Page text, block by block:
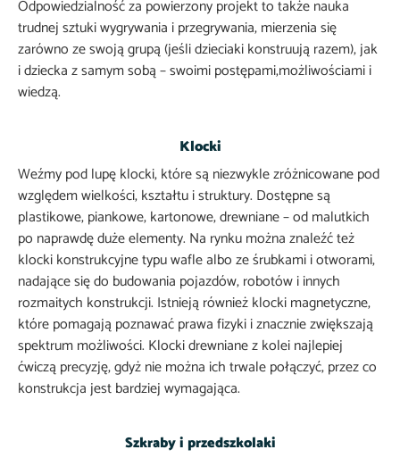
Odpowiedzialność za powierzony projekt to także nauka
trudnej sztuki wygrywania i przegrywania, mierzenia się
zarówno ze swoją grupą (jeśli dzieciaki konstruują razem), jak
i dziecka z samym sobą – swoimi postępami,możliwościami i
wiedzą.
Klocki
Weźmy pod lupę klocki, które są niezwykle zróżnicowane pod
względem wielkości, kształtu i struktury. Dostępne są
plastikowe, piankowe, kartonowe, drewniane – od malutkich
po naprawdę duże elementy. Na rynku można znaleźć też
klocki konstrukcyjne typu wafle albo ze śrubkami i otworami,
nadające się do budowania pojazdów, robotów i innych
rozmaitych konstrukcji. Istnieją również klocki magnetyczne,
które pomagają poznawać prawa fizyki i znacznie zwiększają
spektrum możliwości. Klocki drewniane z kolei najlepiej
ćwiczą precyzję, gdyż nie można ich trwale połączyć, przez co
konstrukcja jest bardziej wymagająca.
Szkraby i przedszkolaki